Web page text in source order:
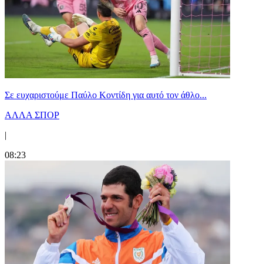
Σε ευχαριστούμε Παύλο Κοντίδη για αυτό τον άθλο...
ΑΛΛΑ ΣΠΟΡ
|
08:23